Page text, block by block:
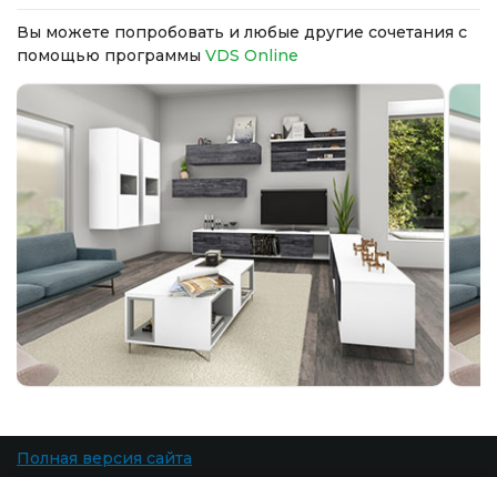
Вы можете попробовать и любые другие сочетания с
помощью программы VDS Online
Полная версия сайта